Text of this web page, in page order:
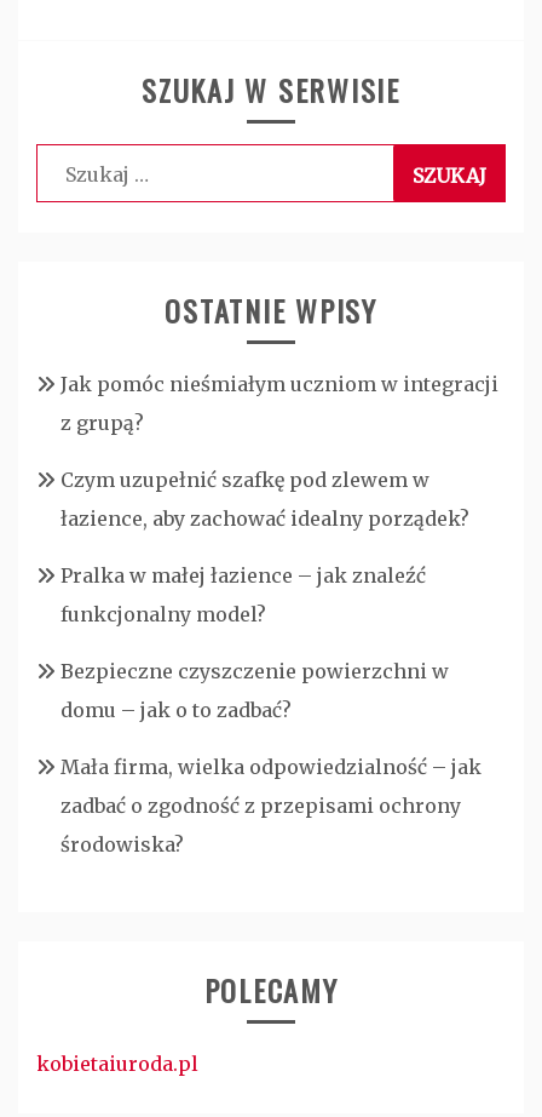
SZUKAJ W SERWISIE
Szukaj:
OSTATNIE WPISY
Jak pomóc nieśmiałym uczniom w integracji
z grupą?
Czym uzupełnić szafkę pod zlewem w
łazience, aby zachować idealny porządek?
Pralka w małej łazience – jak znaleźć
funkcjonalny model?
Bezpieczne czyszczenie powierzchni w
domu – jak o to zadbać?
Mała firma, wielka odpowiedzialność – jak
zadbać o zgodność z przepisami ochrony
środowiska?
POLECAMY
kobietaiuroda.pl